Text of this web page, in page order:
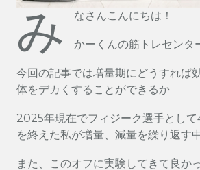
み なさんこんにちは！
かーくんの筋トレセンタ
今回の記事では増量期にどうすれば
体をデカくすることができるか
2025年現在でフィジーク選手とし
を終えた私が増量、減量を繰り返す
また、このオフに実験してきて良か